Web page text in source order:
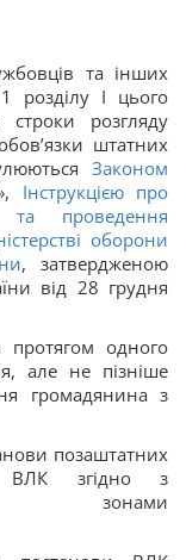
та інших
розділу I цього
розгляду
штатних
Законом
Інструкцією про
та проведення
оборони
, затвердженою
від 28 грудня
одного
але не пізніше
громадянина з
позаштатних
згідно з
зонами